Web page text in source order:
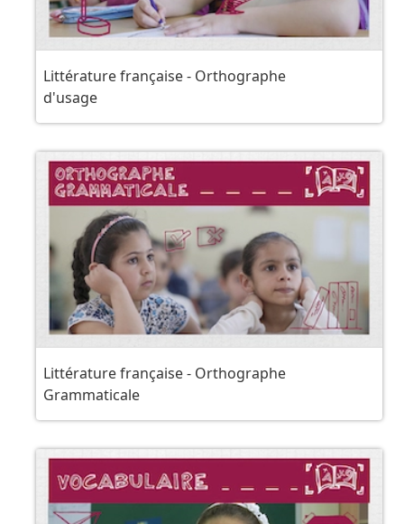
Littérature française - Orthographe
d'usage
Littérature française - Orthographe
Grammaticale